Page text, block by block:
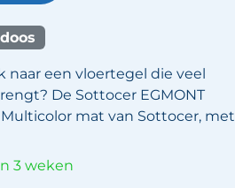
naar een vloertegel die veel
De Sottocer EGMONT
mat van Sottocer, met
3 weken